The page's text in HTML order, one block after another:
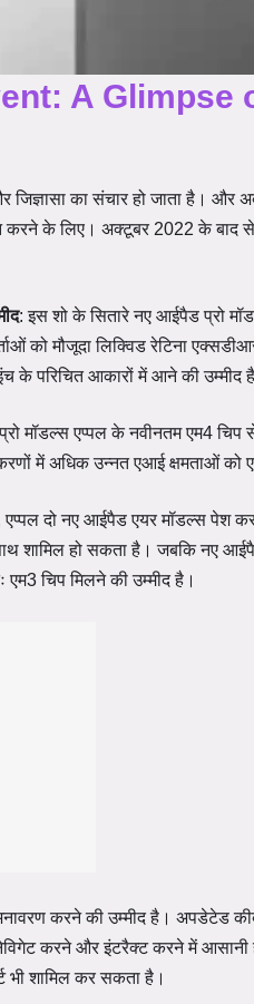
A
जिज्ञासा का संचार हो जाता है। और
के लिए। अक्टूबर 2022 के बाद से
: इस शो के सितारे नए आईपैड प्रो
को मौजूदा लिक्विड रेटिना
परिचित आकारों में आने की उम्मीद
मॉडल्स एप्पल के नवीनतम एम4 चिप
में अधिक उन्नत एआई क्षमताओं को
दो नए आईपैड एयर मॉडल्स पेश
हो सकता है। जबकि नए
चिप मिलने की उम्मीद है।
करने की उम्मीद है। अपडेटेड
करने और इंटरैक्ट करने में
भी शामिल कर सकता है।